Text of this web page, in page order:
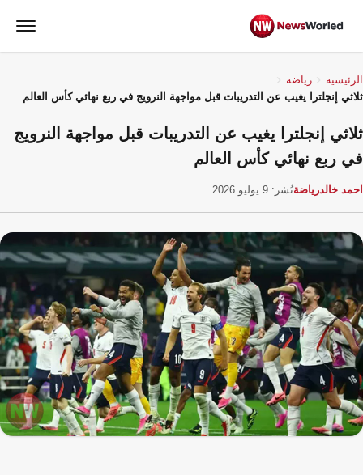
الرئيسية
رياضة
ثلاثي إنجلترا يغيب عن التدريبات قبل مواجهة النرويج في ربع نهائي كأس العالم
ثلاثي إنجلترا يغيب عن التدريبات قبل مواجهة النرويج
في ربع نهائي كأس العالم
احمد خالدرياضةنُشر: 9 يوليو 2026